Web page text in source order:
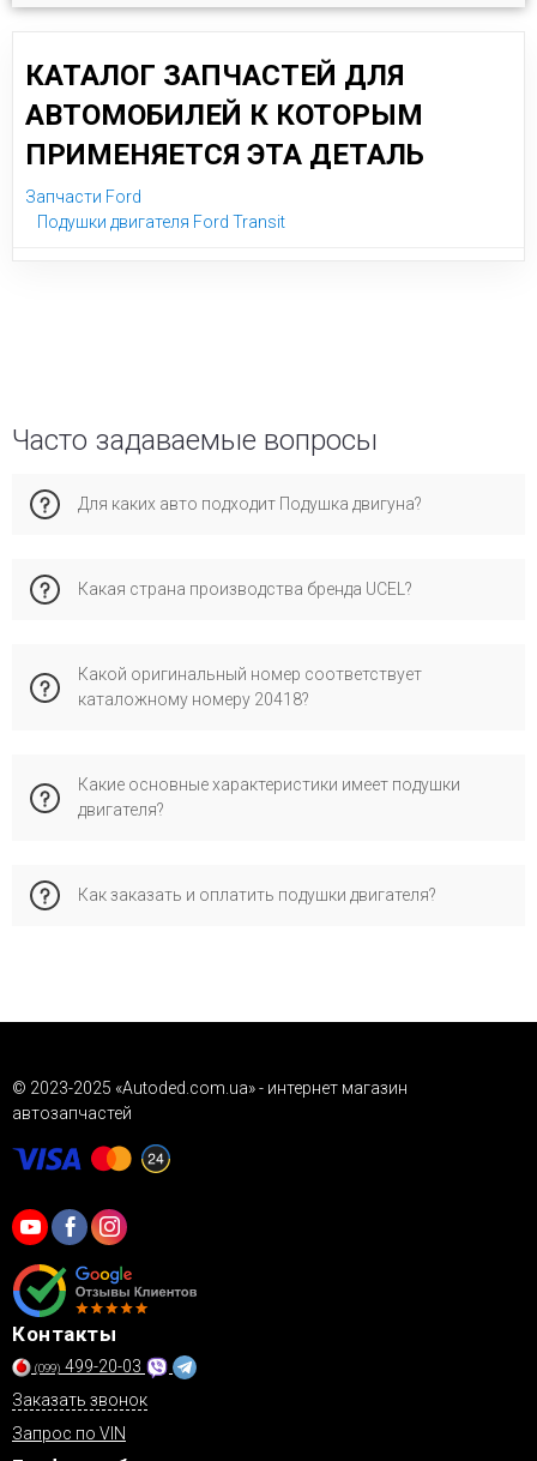
КАТАЛОГ ЗАПЧАСТЕЙ ДЛЯ
АВТОМОБИЛЕЙ К КОТОРЫМ
ПРИМЕНЯЕТСЯ ЭТА ДЕТАЛЬ
Запчасти Ford
Подушки двигателя Ford Transit
Часто задаваемые вопросы
Для каких авто подходит Подушка двигуна?
проверить по VIN-коду для максимальной точности
Какая страна производства бренда UCEL?
специализируется на сертифицированных запчастях для
европейских автомобилей. Его выбирают за надежное
Какой оригинальный номер соответствует
каталожному номеру 20418?
номер OEM: 1771505, 1895282, официально применяемый
производителем для проверки совместимости запчасти с
Какие основные характеристики имеет подушки
двигателя?
Это позволяет обеспечить правильную совместимость и
Как заказать и оплатить подушки двигателя?
© 2023-2025 «Autoded.com.ua» - интернет магазин
автозапчастей
Контакты
(099) 499-20-03
Заказать звонок
Запрос по VIN